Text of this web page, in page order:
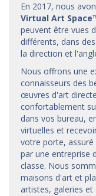
En 2017, nous
Virtual Art Space
peuvent être vues
différents, dans
la direction et
Nous offrons une
connaisseurs des
œuvres d'art
confortablement
dans vos bureau,
virtuelles et
votre porte, assuré
par une entreprise
classe. Nous
maisons d'art et
artistes, galeries